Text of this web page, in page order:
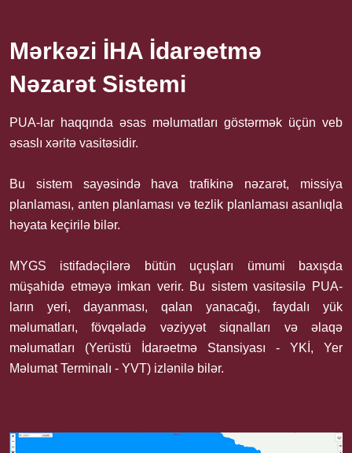
Mərkəzi İHA İdarəetmə
Nəzarət Sistemi
PUA-lar haqqında əsas məlumatları göstərmək üçün veb
əsaslı xəritə vasitəsidir.
Bu sistem sayəsində hava trafikinə nəzarət, missiya
planlaması, anten planlaması və tezlik planlaması asanlıqla
həyata keçirilə bilər.
MYGS istifadəçilərə bütün uçuşları ümumi baxışda
müşahidə etməyə imkan verir. Bu sistem vasitəsilə PUA-
ların yeri, dayanması, qalan yanacağı, faydalı yük
məlumatları, fövqəladə vəziyyət siqnalları və əlaqə
məlumatları (Yerüstü İdarəetmə Stansiyası - YKİ, Yer
Məlumat Terminalı - YVT) izlənilə bilər.